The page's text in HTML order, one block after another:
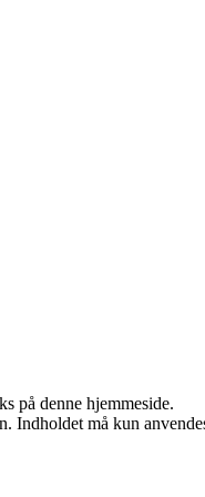
på denne hjemmeside.
Indholdet må kun